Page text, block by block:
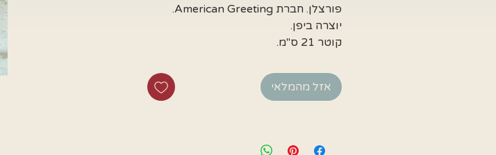
פורצלן. חברת American Greeting.
יוצרה ביפן.
קוטר 21 ס"מ.
אזל מהמלאי